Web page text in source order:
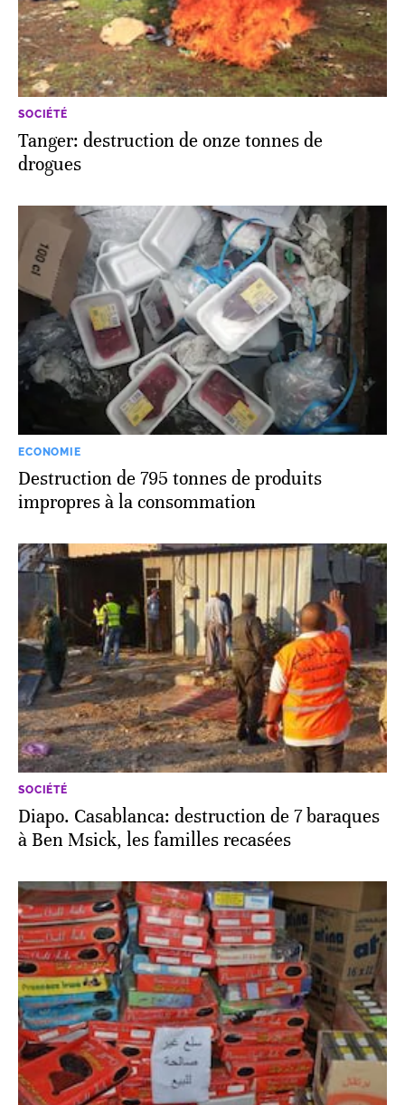
SOCIÉTÉ
Tanger: destruction de onze tonnes de
drogues
ECONOMIE
Destruction de 795 tonnes de produits
impropres à la consommation
SOCIÉTÉ
Diapo. Casablanca: destruction de 7 baraques
à Ben Msick, les familles recasées